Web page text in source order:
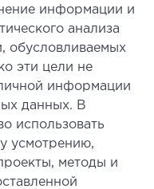
информации и
анализа
обусловливаемых
эти цели не
информации
данных. В
использовать
усмотрению,
методы и